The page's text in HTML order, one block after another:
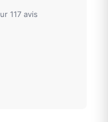
117 avis